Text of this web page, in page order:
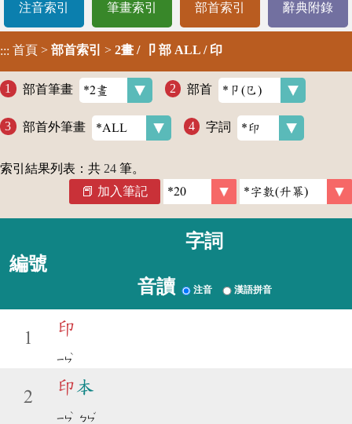
注音索引 筆畫索引 部首索引 辭典附錄
::: 首頁 > 部首索引 > 2畫 / 卩 部 ALL / 印
部首筆畫 部首
部首外筆畫 字詞
索引結果列表：共 24 筆。
加入筆記
編號
字詞
音讀 注音 漢語拼音
1
印
ㄧㄣ
ˋ
2
印本
ㄧㄣ
ˋ
ㄅㄣ
ˇ